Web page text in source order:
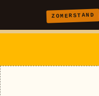
ZOMERSTAND